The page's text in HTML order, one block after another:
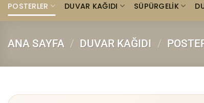
POSTERLER DUVAR KAĞIDI SÜPÜRGELIK
ANA SAYFA / DUVAR KAĞIDI /